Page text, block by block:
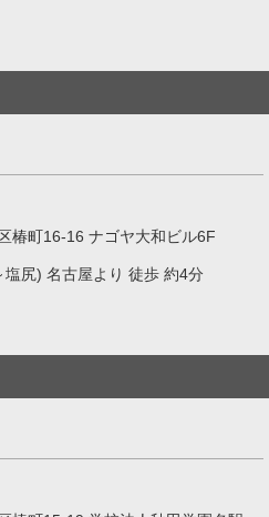
椿町16-16 ナゴヤ大和ビル6F
尻) 名古屋より 徒歩 約4分